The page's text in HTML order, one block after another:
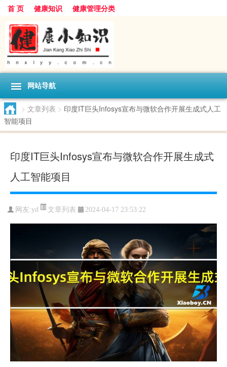
首 页 健康知识 健康管理分类
网站导航
> 文章列表 > 印度IT巨头Infosys宣布与微软合作开展生成式人工
智能项目
印度IT巨头Infosys宣布与微软合作开展生成式
人工智能项目
网友:yd 文章列表 2024-04-17 23:53:22